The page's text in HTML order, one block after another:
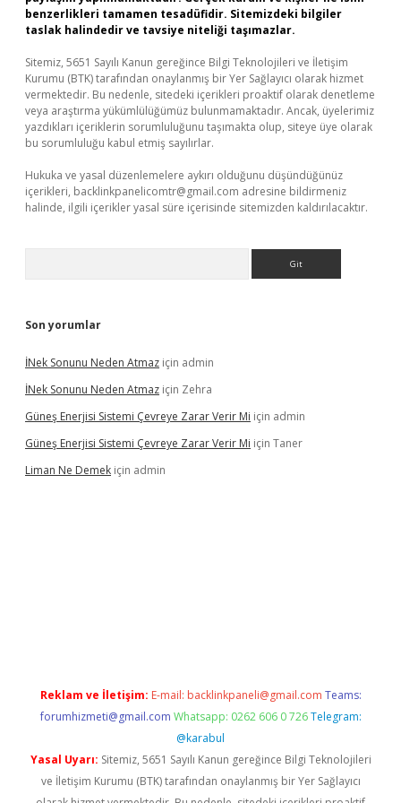
benzerlikleri tamamen tesadüfidir. Sitemizdeki bilgiler
taslak halindedir ve tavsiye niteliği taşımazlar.
Sitemiz, 5651 Sayılı Kanun gereğince Bilgi Teknolojileri ve İletişim
Kurumu (BTK) tarafından onaylanmış bir Yer Sağlayıcı olarak hizmet
vermektedir. Bu nedenle, sitedeki içerikleri proaktif olarak denetleme
veya araştırma yükümlülüğümüz bulunmamaktadır. Ancak, üyelerimiz
yazdıkları içeriklerin sorumluluğunu taşımakta olup, siteye üye olarak
bu sorumluluğu kabul etmiş sayılırlar.
Hukuka ve yasal düzenlemelere aykırı olduğunu düşündüğünüz
içerikleri, backlinkpanelicomtr@gmail.com adresine bildirmeniz
halinde, ilgili içerikler yasal süre içerisinde sitemizden kaldırılacaktır.
Son yorumlar
İNek Sonunu Neden Atmaz için admin
İNek Sonunu Neden Atmaz için Zehra
Güneş Enerjisi Sistemi Çevreye Zarar Verir Mi için admin
Güneş Enerjisi Sistemi Çevreye Zarar Verir Mi için Taner
Liman Ne Demek için admin
Reklam ve İletişim: E-mail: backlinkpaneli@gmail.com Teams:
forumhizmeti@gmail.com Whatsapp: 0262 606 0 726 Telegram:
@karabul
Yasal Uyarı: Sitemiz, 5651 Sayılı Kanun gereğince Bilgi Teknolojileri
ve İletişim Kurumu (BTK) tarafından onaylanmış bir Yer Sağlayıcı